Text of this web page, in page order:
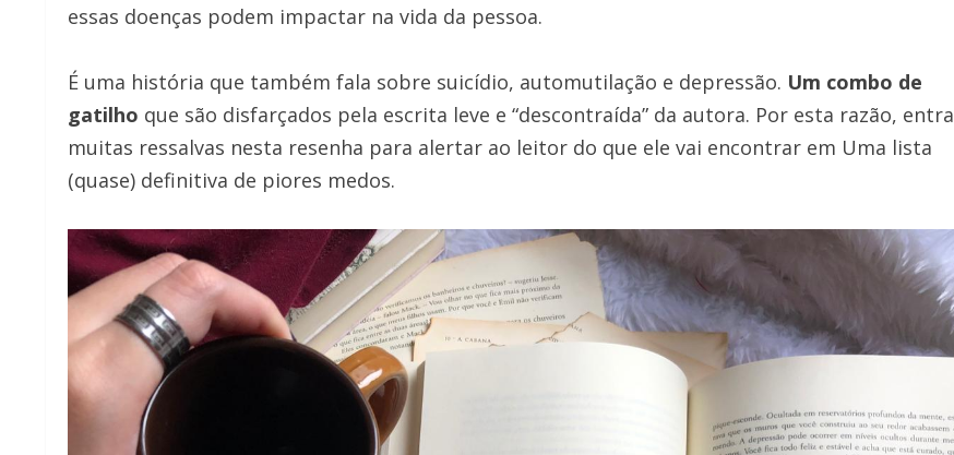
essas doenças podem impactar na vida da pessoa.
É uma história que também fala sobre suicídio, automutilação e depressão. Um combo de
gatilho que são disfarçados pela escrita leve e “descontraída” da autora. Por esta razão, entra
muitas ressalvas nesta resenha para alertar ao leitor do que ele vai encontrar em Uma lista
(quase) definitiva de piores medos.